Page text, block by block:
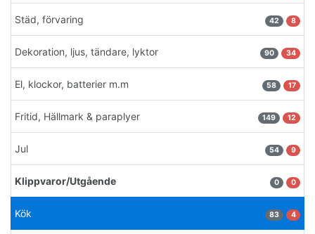
Städ, förvaring 42 8
Dekoration, ljus, tändare, lyktor 90 34
El, klockor, batterier m.m 58 17
Fritid, Hällmark & paraplyer 149 12
Jul 54 9
Klippvaror/Utgående 0 0
Kök 83 4